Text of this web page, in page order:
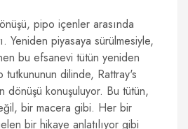
pipo içenler arasında
Yeniden piyasaya sürülmesiyle,
bu efsanevi tütün yeniden
dilinde, Rattray's
dönüşü konuşuluyor. Bu tütün,
bir macera gibi. Her bir
bir hikaye anlatılıyor gibi